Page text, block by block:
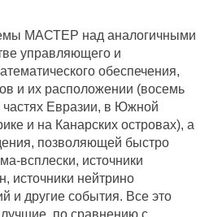
МАСТЕР над аналогичными
управляющего и
обеспечения,
и их расположении (восемь
частях Евразии, в Южной
и на Канарских островах), а
позволяющей быстро
всплески, источники
источники нейтрино
и другие события. Все это
по сравнению с